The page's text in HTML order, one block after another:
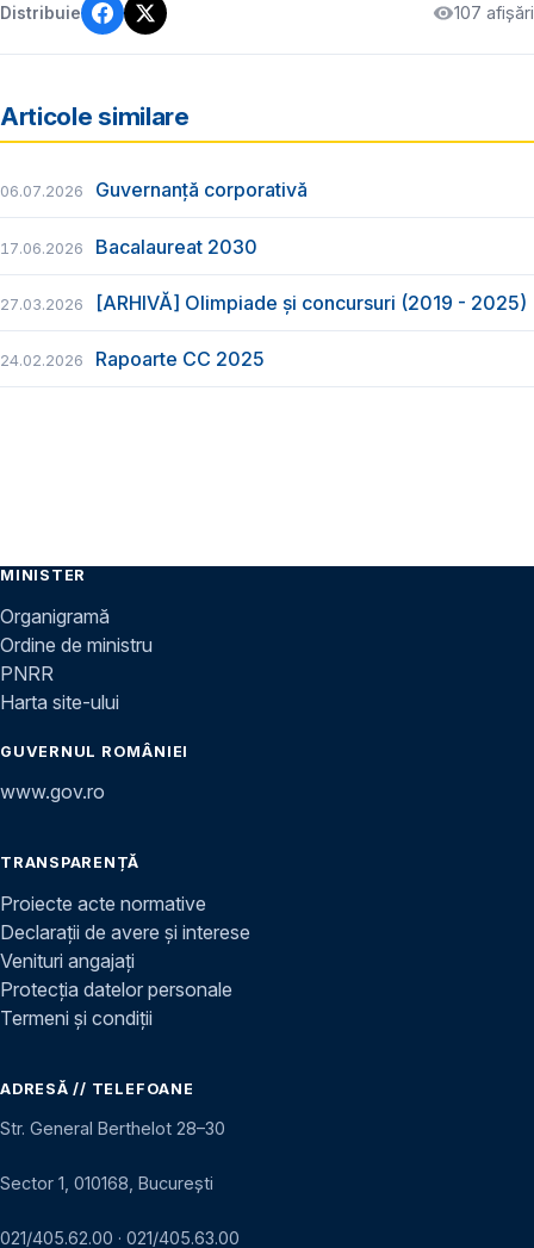
Distribuie 107 afișări
Articole similare
06.07.2026 Guvernanță corporativă
17.06.2026 Bacalaureat 2030
27.03.2026 [ARHIVĂ] Olimpiade și concursuri (2019 - 2025)
24.02.2026 Rapoarte CC 2025
MINISTER
Organigramă
Ordine de ministru
PNRR
Harta site-ului
GUVERNUL ROMÂNIEI
www.gov.ro
TRANSPARENȚĂ
Proiecte acte normative
Declarații de avere și interese
Venituri angajați
Protecția datelor personale
Termeni și condiții
ADRESĂ // TELEFOANE
Str. General Berthelot 28–30
Sector 1, 010168, București
021/405.62.00 · 021/405.63.00